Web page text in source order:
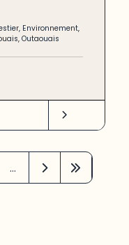
, Environnement,
,Outaouais
…